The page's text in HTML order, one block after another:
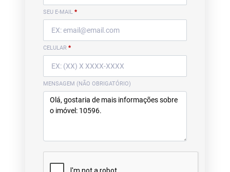
SEU E-MAIL *
CELULAR *
MENSAGEM (NÃO OBRIGATÓRIO)